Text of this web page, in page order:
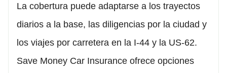
La cobertura puede adaptarse a los trayectos
diarios a la base, las diligencias por la ciudad y
los viajes por carretera en la I-44 y la US-62.
Save Money Car Insurance ofrece opciones